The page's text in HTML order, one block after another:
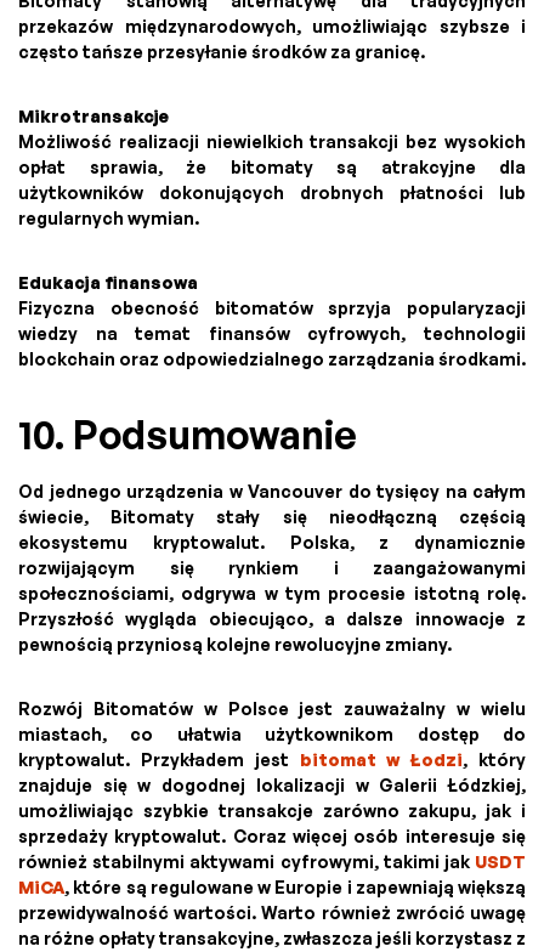
przekazów międzynarodowych, umożliwiając szybsze i
często tańsze przesyłanie środków za granicę.
Mikrotransakcje
Możliwość realizacji niewielkich transakcji bez wysokich
opłat sprawia, że bitomaty są atrakcyjne dla
użytkowników dokonujących drobnych płatności lub
regularnych wymian.
Edukacja finansowa
Fizyczna obecność bitomatów sprzyja popularyzacji
wiedzy na temat finansów cyfrowych, technologii
blockchain oraz odpowiedzialnego zarządzania środkami.
10. Podsumowanie
Od jednego urządzenia w Vancouver do tysięcy na całym
świecie, Bitomaty stały się nieodłączną częścią
ekosystemu kryptowalut. Polska, z dynamicznie
rozwijającym się rynkiem i zaangażowanymi
społecznościami, odgrywa w tym procesie istotną rolę.
Przyszłość wygląda obiecująco, a dalsze innowacje z
pewnością przyniosą kolejne rewolucyjne zmiany.
Rozwój Bitomatów w Polsce jest zauważalny w wielu
miastach, co ułatwia użytkownikom dostęp do
kryptowalut. Przykładem jest bitomat w Łodzi, który
znajduje się w dogodnej lokalizacji w Galerii Łódzkiej,
umożliwiając szybkie transakcje zarówno zakupu, jak i
sprzedaży kryptowalut. Coraz więcej osób interesuje się
również stabilnymi aktywami cyfrowymi, takimi jak USDT
MiCA, które są regulowane w Europie i zapewniają większą
przewidywalność wartości. Warto również zwrócić uwagę
na różne opłaty transakcyjne, zwłaszcza jeśli korzystasz z